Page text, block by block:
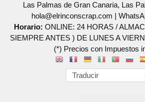
Las Palmas de Gran Canaria, Las
hola@elrinconscrap.com |
Horario: ONLINE: 24 HORAS /
SIEMPRE ANTES ) DE LUNES A
(*) Precios con Impuestos